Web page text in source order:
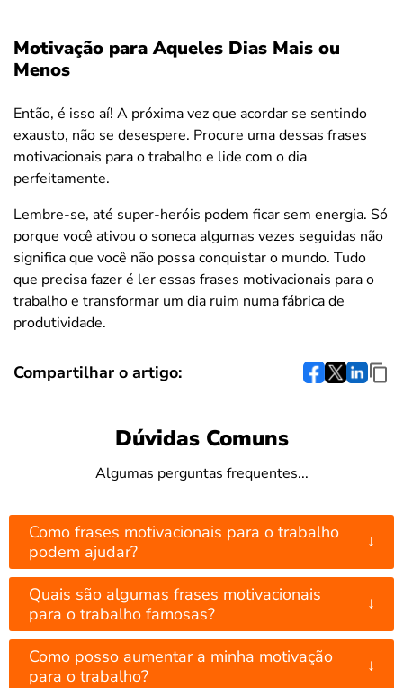
Motivação para Aqueles Dias Mais ou
Menos
Então, é isso aí! A próxima vez que acordar se sentindo
exausto, não se desespere. Procure uma dessas frases
motivacionais para o trabalho e lide com o dia
perfeitamente.
Lembre-se, até super-heróis podem ficar sem energia. Só
porque você ativou o soneca algumas vezes seguidas não
significa que você não possa conquistar o mundo. Tudo
que precisa fazer é ler essas frases motivacionais para o
trabalho e transformar um dia ruim numa fábrica de
produtividade.
Compartilhar o artigo:
Dúvidas Comuns
Algumas perguntas frequentes...
Como frases motivacionais para o trabalho
podem ajudar?
↓
Quais são algumas frases motivacionais
para o trabalho famosas?
↓
Como posso aumentar a minha motivação
para o trabalho?
↓